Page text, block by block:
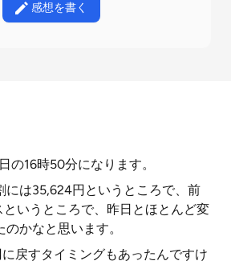
感想を書く
の16時50分になります。
には35,624円というところで、前
というところで、昨日とほとんど変
かなと思います。
戻すタイミングもあったんですけ